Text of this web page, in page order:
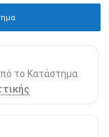
το Κατάστημα